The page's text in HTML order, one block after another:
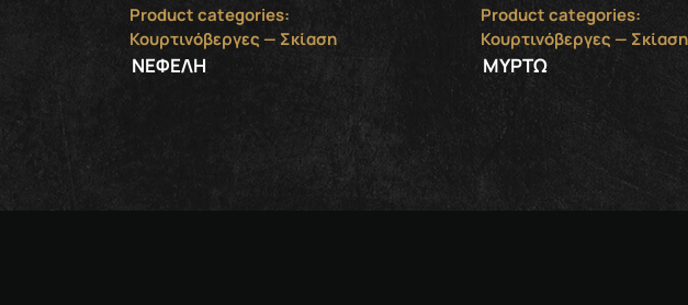
Product categories:
Κουρτινόβεργες — Σκίαση
ΝΕΦΕΛΗ
Product categories:
Κουρτινόβεργες — Σκίαση
ΜΥΡΤΩ